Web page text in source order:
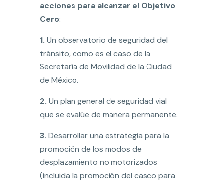
acciones para alcanzar el Objetivo
Cero:
1. Un observatorio de seguridad del
tránsito, como es el caso de la
Secretaría de Movilidad de la Ciudad
de México.
2. Un plan general de seguridad vial
que se evalúe de manera permanente.
3. Desarrollar una estrategia para la
promoción de los modos de
desplazamiento no motorizados
(incluida la promoción del casco para